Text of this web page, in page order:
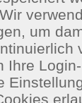
um
Ihre